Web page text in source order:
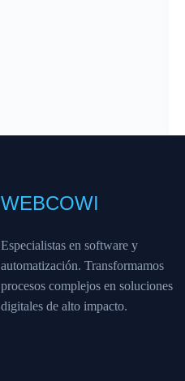
WEBCOWI
Especialistas en software y
automatización. Transformamos
procesos complejos en soluciones
digitales de alto impacto.